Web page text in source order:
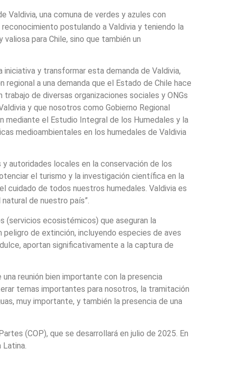
Valdivia, una comuna de verdes y azules con
postulando a Valdivia y teniendo la
para Chile, sino que también un
y transformar esta demanda de Valdivia,
a una demanda que el Estado de Chile hace
de diversas organizaciones sociales y ONGs
y que nosotros como Gobierno Regional
mediante el Estudio Integral de los Humedales y la
medioambientales en los humedales de Valdivia
autoridades locales en la conservación de los
el turismo y la investigación científica en la
cuidado de todos nuestros humedales. Valdivia es
de nuestro país”.
(servicios ecosistémicos) que aseguran la
de extinción, incluyendo especies de aves
aportan significativamente a la captura de
reunión bien importante con la presencia
temas importantes para nosotros, la tramitación
muy importante, y también la presencia de una
(COP), que se desarrollará en julio de 2025. En